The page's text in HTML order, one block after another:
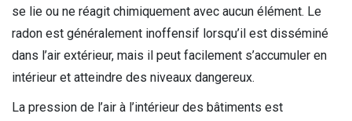
se lie ou ne réagit chimiquement avec aucun élément. Le
radon est généralement inoffensif lorsqu’il est disséminé
dans l’air extérieur, mais il peut facilement s’accumuler en
intérieur et atteindre des niveaux dangereux.
La pression de l’air à l’intérieur des bâtiments est